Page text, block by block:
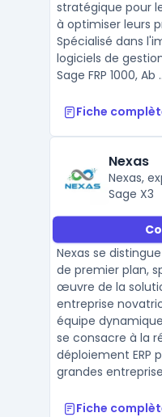
stratégique pour
à optimiser leurs
Spécialisé dans
logiciels de
Sage FRP 1000, Ab
Fiche
Nexas
Nexas,
Sage X3
Nexas se
de premier plan,
œuvre de la
entreprise
équipe
se consacre à la
déploiement ERP
grandes
Fiche